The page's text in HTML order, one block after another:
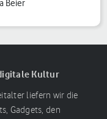
Beier
Kultur
liefern wir die
Gadgets, den